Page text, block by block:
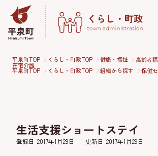
平泉町TOP くらし・町政TOP 健康・福祉 高齢者
在宅介護
平泉町TOP くらし・町政TOP 組織から探す 保健
生活支援ショートステイ
登録日 2017年1月29日 更新日 2017年1月29日